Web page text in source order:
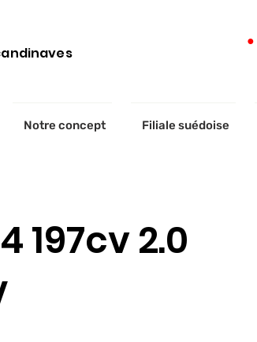
●
Notre concept Filiale suédoise
197cv 2.0